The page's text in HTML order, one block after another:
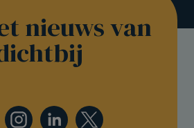
nieuws van